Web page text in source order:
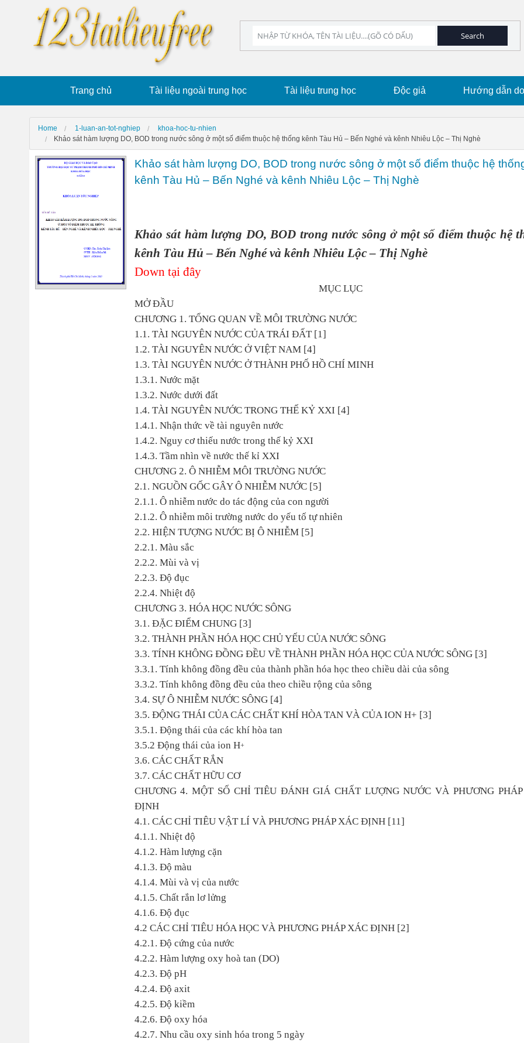
Trang chủ Tài liệu ngoài trung học Tài liệu trung học Độc giả Hướng dẫn
Home 1-luan-an-tot-nghiep
khoa-hoc-tu-nhien
Khảo sát hàm lượng DO, BOD trong nước sông ở một số điểm thuộc hệ thống kênh Tàu Hủ – Bến Nghé và kênh Nhiêu Lộc – Thị Nghè
Khảo sát hàm lượng DO, BOD trong nước sông ở một số điểm thuộc hệ
kênh Tàu Hủ – Bến Nghé và kênh Nhiêu Lộc – Thị Nghè
Khảo sát hàm lượng DO, BOD trong nước sông ở một số điểm thuộc hệ
kênh Tàu Hủ – Bến Nghé và kênh Nhiêu Lộc – Thị Nghè
Down tại đây
MỤC LỤC
MỞ ĐẦU
CHƯƠNG 1. TỔNG QUAN VỀ MÔI TRƯỜNG NƯỚC
1.1. TÀI NGUYÊN NƯỚC CỦA TRÁI ĐẤT [1]
1.2. TÀI NGUYÊN NƯỚC Ở VIỆT NAM [4]
1.3. TÀI NGUYÊN NƯỚC Ở THÀNH PHỐ HỒ CHÍ MINH
1.3.1. Nước mặt
1.3.2. Nước dưới đất
1.4. TÀI NGUYÊN NƯỚC TRONG THẾ KỶ XXI [4]
1.4.1. Nhận thức về tài nguyên nước
1.4.2. Nguy cơ thiếu nước trong thế kỷ XXI
1.4.3. Tầm nhìn về nước thế kỉ XXI
CHƯƠNG 2. Ô NHIỄM MÔI TRƯỜNG NƯỚC
2.1. NGUỒN GỐC GÂY Ô NHIỄM NƯỚC [5]
2.1.1. Ô nhiễm nước do tác động của con người
2.1.2. Ô nhiễm môi trường nước do yếu tố tự nhiên
2.2. HIỆN TƯỢNG NƯỚC BỊ Ô NHIỄM [5]
2.2.1. Màu sắc
2.2.2. Mùi và vị
2.2.3. Độ đục
2.2.4. Nhiệt độ
CHƯƠNG 3. HÓA HỌC NƯỚC SÔNG
3.1. ĐẶC ĐIỂM CHUNG [3]
3.2. THÀNH PHẦN HÓA HỌC CHỦ YẾU CỦA NƯỚC SÔNG
3.3. TÍNH KHÔNG ĐỒNG ĐỀU VỀ THÀNH PHẦN HÓA HỌC CỦA NƯỚC SÔNG [3]
3.3.1. Tính không đồng đều của thành phần hóa học theo chiều dài của sông
3.3.2. Tính không đồng đều của theo chiều rộng của sông
3.4. SỰ Ô NHIỄM NƯỚC SÔNG [4]
3.5. ĐỘNG THÁI CỦA CÁC CHẤT KHÍ HÒA TAN VÀ CỦA ION H+ [3]
3.5.1. Động thái của các khí hòa tan
3.5.2 Động thái của ion H+
3.6. CÁC CHẤT RẮN
3.7. CÁC CHẤT HỮU CƠ
CHƯƠNG 4. MỘT SỐ CHỈ TIÊU ĐÁNH GIÁ CHẤT LƯỢNG NƯỚC VÀ PHƯƠNG
ĐỊNH
4.1. CÁC CHỈ TIÊU VẬT LÍ VÀ PHƯƠNG PHÁP XÁC ĐỊNH [11]
4.1.1. Nhiệt độ
4.1.2. Hàm lượng cặn
4.1.3. Độ màu
4.1.4. Mùi và vị của nước
4.1.5. Chất rắn lơ lửng
4.1.6. Độ đục
4.2 CÁC CHỈ TIÊU HÓA HỌC VÀ PHƯƠNG PHÁP XÁC ĐỊNH [2]
4.2.1. Độ cứng của nước
4.2.2. Hàm lượng oxy hoà tan (DO)
4.2.3. Độ pH
4.2.4. Độ axit
4.2.5. Độ kiềm
4.2.6. Độ oxy hóa
4.2.7. Nhu cầu oxy sinh hóa trong 5 ngày